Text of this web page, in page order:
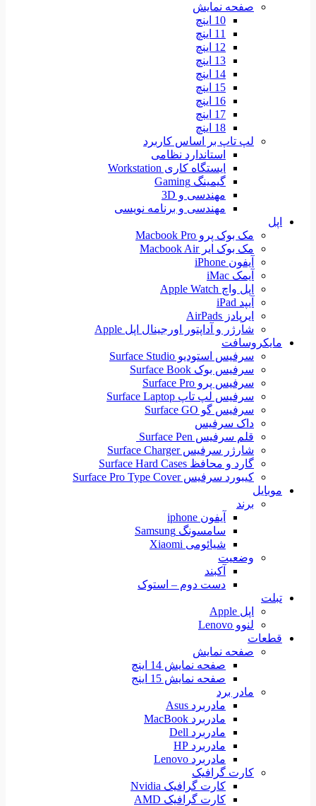
صفحه نمایش
10 اینچ
11 اینچ
12 اینچ
13 اینچ
14 اینچ
15 اینچ
16 اینچ
17 اینچ
18 اینچ
لپ تاپ بر اساس کاربرد
استاندارد نظامی
ایستگاه کاری Workstation
گیمینگ Gaming
مهندسی و 3D
مهندسی و برنامه نویسی
اپل
مک بوک پرو Macbook Pro
مک بوک ایر Macbook Air
آیفون iPhone
آیمک iMac
اپل واچ Apple Watch
آیپد iPad
ایرپادز AirPads
شارژر و آداپتور اورجینال اپل Apple
مایکروسافت
سرفیس استودیو Surface Studio
سرفیس بوک Surface Book
سرفیس پرو Surface Pro
سرفیس لپ تاپ Surface Laptop
سرفیس گو Surface GO
داک سرفیس
قلم سرفیس Surface Pen
شارژر سرفیس Surface Charger
گارد و محافظ Surface Hard Cases
کیبورد سرفیس Surface Pro Type Cover
موبایل
برند
آیفون iphone
سامسونگ Samsung
شیائومی Xiaomi
وضعیت
آکبند
دست دوم – استوک
تبلت
اپل Apple
لنوو Lenovo
قطعات
صفحه نمایش
صفحه نمایش 14 اینچ
صفحه نمایش 15 اینج
مادر برد
مادربرد Asus
مادربرد MacBook
مادربرد Dell
مادربرد HP
مادربرد Lenovo
کارت گرافیک
کارت گرافیک Nvidia
کارت گرافیک AMD